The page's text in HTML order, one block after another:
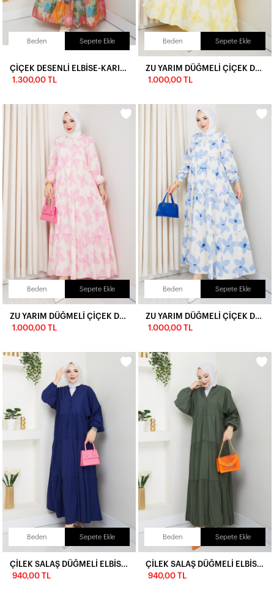
Beden Sepete Ekle
1.300,00 TL
Beden Sepete Ekle
1.000,00 TL
Beden Sepete Ekle
1.000,00 TL
Beden Sepete Ekle
1.000,00 TL
Beden Sepete Ekle
940,00 TL
Beden Sepete Ekle
940,00 TL